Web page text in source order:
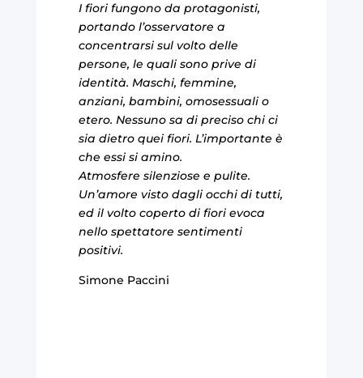
I fiori fungono da protagonisti,
portando l’osservatore a
concentrarsi sul volto delle
persone, le quali sono prive di
identità. Maschi, femmine,
anziani, bambini, omosessuali o
etero. Nessuno sa di preciso chi ci
sia dietro quei fiori. L’importante è
che essi si amino.
Atmosfere silenziose e pulite.
Un’amore visto dagli occhi di tutti,
ed il volto coperto di fiori evoca
nello spettatore sentimenti
positivi.
Simone Paccini